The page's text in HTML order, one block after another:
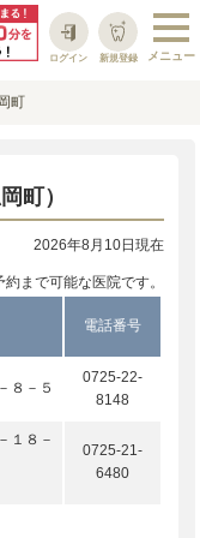
新規登録
ログイン
町
町）
2026年8月10日現在
まで可能な医院です。
電話番号
８－５
0725-22-
8148
１８－
0725-21-
6480